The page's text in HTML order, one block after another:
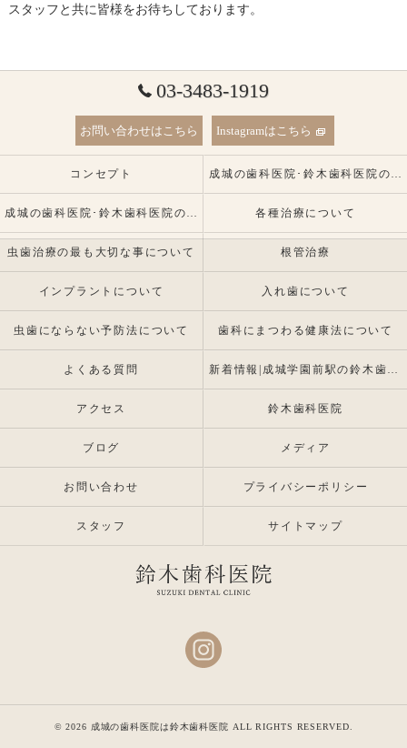
スタッフと共に皆様をお待ちしております。
03-3483-1919
お問い合わせはこちら Instagramはこちら
コンセプト 成城の歯科医院･鈴木歯科医院の口コミ情報
成城の歯科医院･鈴木歯科医院の患者様の声 各種治療について
虫歯治療の最も大切な事について 根管治療
インプラントについて 入れ歯について
虫歯にならない予防法について 歯科にまつわる健康法について
よくある質問 新着情報|成城学園前駅の鈴木歯科医院 |インプラント・入れ歯専門
アクセス 鈴木歯科医院
ブログ メディア
お問い合わせ プライバシーポリシー
スタッフ サイトマップ
© 2026 成城の歯科医院は鈴木歯科医院 ALL RIGHTS RESERVED.